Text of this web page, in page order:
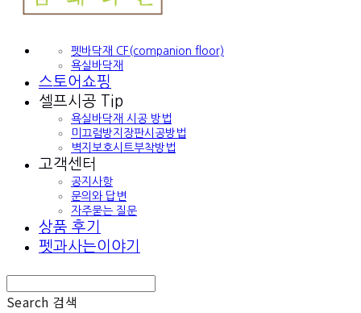
펫바닥재 CF(companion floor)
욕실바닥재
스토어쇼핑
셀프시공 Tip
욕실바닥재 시공 방법
미끄럼방지장판시공방법
벽지보호시트부착방법
고객센터
공지사항
문의와 답변
자주묻는 질문
상품 후기
펫과사는이야기
Search 검색